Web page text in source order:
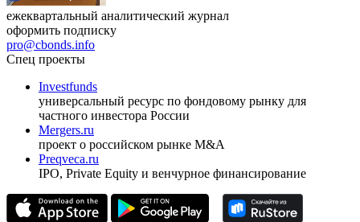
оформить подписку
pro@cbonds.info
Спец проекты
Investfunds
универсальный ресурс по фондовому рынку для
частного инвестора России
проект о российском рынке M&A
Preqveca.ru